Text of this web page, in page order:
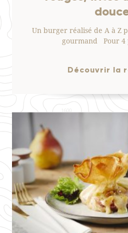
Un burger réalisé de A à Z
gourmand Pour 4
Découvrir la